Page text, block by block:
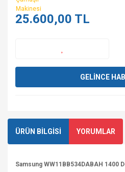
25.600,00 TL
GELİNCE
ÜRÜN BİLGİSİ YORUMLAR
Samsung WW11BB534DABAH 1400